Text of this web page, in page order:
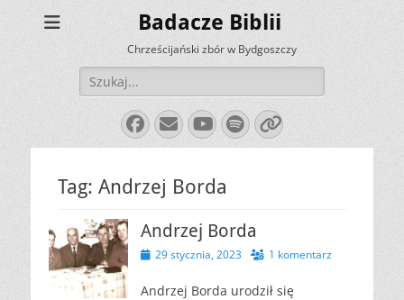
Badacze Biblii
Chrześcijański zbór w Bydgoszczy
Szukaj:
Facebook
E-
mail
YouTube
Spotify
Link
Tag: Andrzej Borda
Andrzej Borda
Opublikowano
29 stycznia, 2023 1 komentarz
Andrzej Borda urodził się